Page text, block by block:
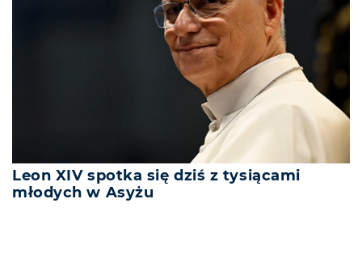
Leon XIV spotka się dziś z tysiącami
młodych w Asyżu